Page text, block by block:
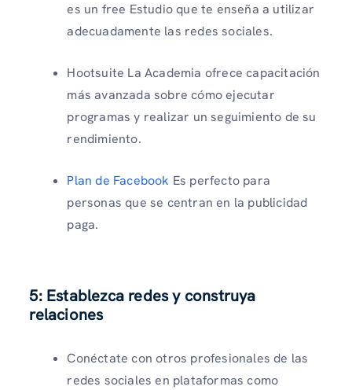
es un free Estudio que te enseña a utilizar
adecuadamente las redes sociales.
Hootsuite La Academia ofrece capacitación
más avanzada sobre cómo ejecutar
programas y realizar un seguimiento de su
rendimiento.
Plan de Facebook Es perfecto para
personas que se centran en la publicidad
paga.
5: Establezca redes y construya
relaciones
Conéctate con otros profesionales de las
redes sociales en plataformas como